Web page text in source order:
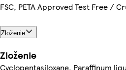
FSC, PETA Approved Test Free /
Zloženie
Zloženie
Cyclopentasiloxane, Paraffinum